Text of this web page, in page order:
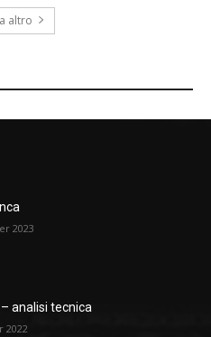
altro
2023
analisi tecnica
2022